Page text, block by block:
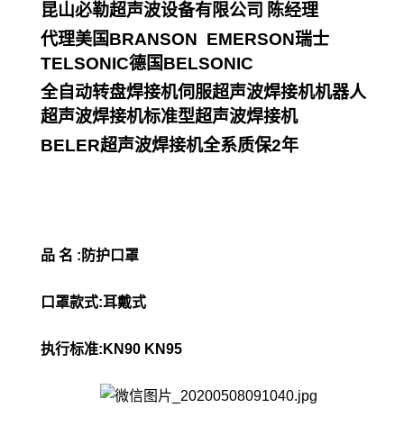
昆山必勒超声波设备有限公司 陈经理
代理美国BRANSON EMERSON瑞士
TELSONIC德国BELSONIC
全自动转盘焊接机伺服超声波焊接机机器人
超声波焊接机标准型超声波焊接机
BELER超声波焊接机全系质保2年
品 名 :防护口罩
口罩款式:耳戴式
执行标准:KN90 KN95